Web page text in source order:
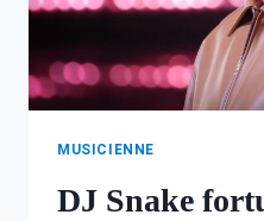
MUSICIENNE
DJ Snake